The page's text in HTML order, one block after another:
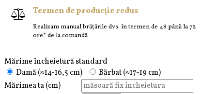
Termen de producție redus
Realizam manual brățările dvs. în termen de 48 până la 72
ore* de la comandă
Mărime încheietură standard
Damă (≈14-16,5 cm)
Bărbat (≈17-19 cm)
Mărimea ta (cm)